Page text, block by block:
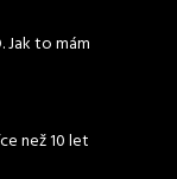
Jak to mám
než 10 let